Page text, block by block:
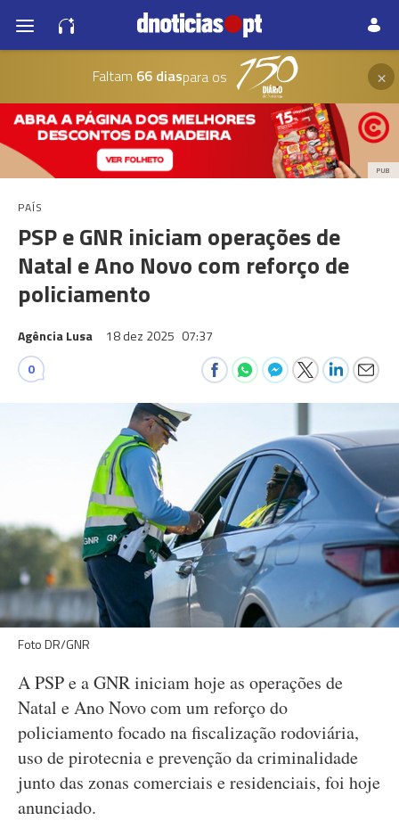
Faltam 66 diaspara os ×
PUB
PAÍS
PSP e GNR iniciam operações de
Natal e Ano Novo com reforço de
policiamento
Agência Lusa 18 dez 2025 07:37
0
Foto DR/GNR
A PSP e a GNR iniciam hoje as operações de
Natal e Ano Novo com um reforço do
policiamento focado na fiscalização rodoviária,
uso de pirotecnia e prevenção da criminalidade
junto das zonas comerciais e residenciais, foi hoje
anunciado.